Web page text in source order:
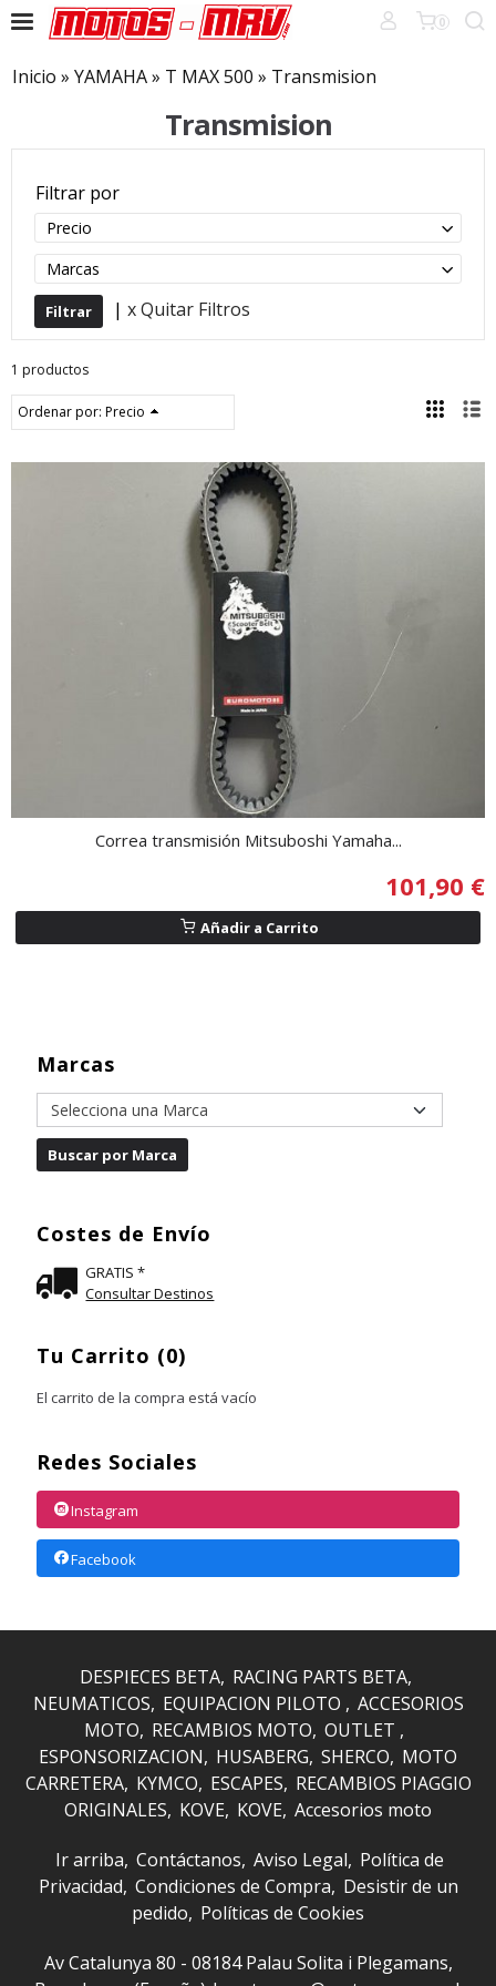
0
Marcas
Costes de Envío
GRATIS *
Consultar Destinos
Tu Carrito (0)
El carrito de la compra está vacío
Redes Sociales
Instagram
Facebook
Inicio » YAMAHA» T MAX 500 » Transmision
Transmision
Filtrar por
Precio
Marcas
| x Quitar Filtros
1 productos
Ordenar por: Precio
Correa transmisión Mitsuboshi Yamaha...
101,90 €
Añadir a Carrito
DESPIECES BETA RACING PARTS BETA
NEUMATICOS EQUIPACION PILOTO
ACCESORIOS
MOTO RECAMBIOS MOTO OUTLET
ESPONSORIZACION
HUSABERG SHERCO MOTO
CARRETERA KYMCO ESCAPES RECAMBIOS PIAGGIO
ORIGINALES KOVE KOVE Accesorios moto
Ir arriba Contáctanos Aviso Legal Política de
Privacidad Condiciones de Compra Desistir de un
pedido Políticas de Cookies
Av Catalunya 80 - 08184 Palau Solita i Plegamans,